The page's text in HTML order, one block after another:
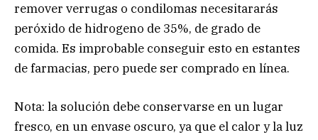
remover verrugas o condilomas necesitararás
peróxido de hidrogeno de 35%, de grado de
comida. Es improbable conseguir esto en estantes
de farmacias, pero puede ser comprado en línea.
Nota: la solución debe conservarse en un lugar
fresco, en un envase oscuro, ya que el calor y la luz